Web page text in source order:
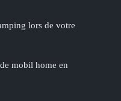
lors de votre
mobil home en